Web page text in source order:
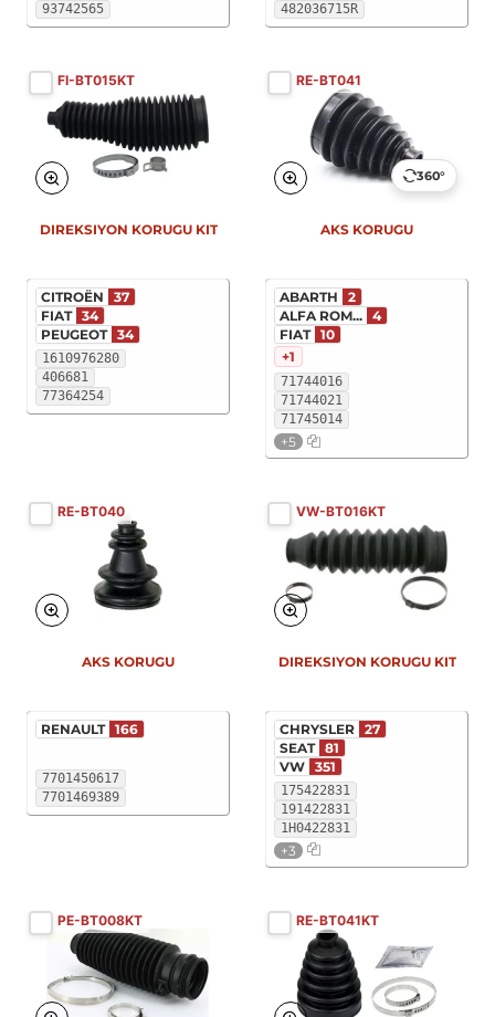
93742565 482036715R
FI-BT015KT
1610976280
406681
77364254
CITROËN
37
FIAT 34
PEUGEOT 34
DIREKSIYON KORUGU KIT
RE-BT041
360°
71744016
71744021
71745014
+5
ABARTH
2
ALFA ROM... 4
FIAT 10
+1
AKS KORUGU
RE-BT040
7701450617
7701469389
RENAULT 166
AKS KORUGU
VW-BT016KT
175422831
191422831
1H0422831
+3
CHRYSLER 27
SEAT 81
VW 351
DIREKSIYON KORUGU KIT
PE-BT008KT RE-BT041KT